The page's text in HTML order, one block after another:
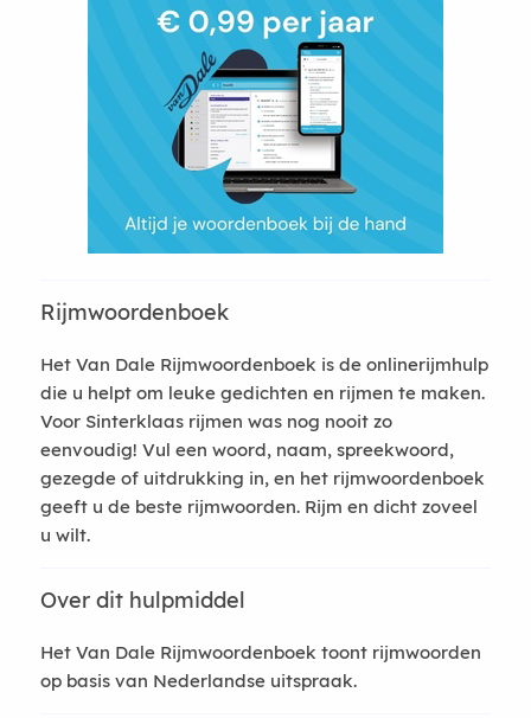
Rijmwoordenboek
Het Van Dale Rijmwoordenboek is de onlinerijmhulp
die u helpt om leuke gedichten en rijmen te maken.
Voor Sinterklaas rijmen was nog nooit zo
eenvoudig! Vul een woord, naam, spreekwoord,
gezegde of uitdrukking in, en het rijmwoordenboek
geeft u de beste rijmwoorden. Rijm en dicht zoveel
u wilt.
Over dit hulpmiddel
Het Van Dale Rijmwoordenboek toont rijmwoorden
op basis van Nederlandse uitspraak.